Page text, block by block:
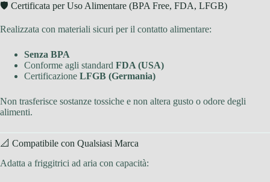
🛡 Certificata per Uso Alimentare (BPA Free, FDA, LFGB)
Realizzata con materiali sicuri per il contatto alimentare:
Senza BPA
Conforme agli standard FDA (USA)
Certificazione LFGB (Germania)
Non trasferisce sostanze tossiche e non altera gusto o odore degli
alimenti.
📐 Compatibile con Qualsiasi Marca
Adatta a friggitrici ad aria con capacità: